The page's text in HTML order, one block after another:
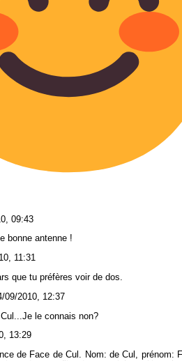
09:43
bonne antenne !
11:31
que tu préfères voir de dos.
09/2010, 12:37
le connais non?
13:29
de Face de Cul. Nom: de Cul, prénom: